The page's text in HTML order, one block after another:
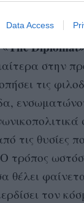
Data Access
The Diplomat»
στην
τις
τις θυσίες
τρόπος
θέλει
τον